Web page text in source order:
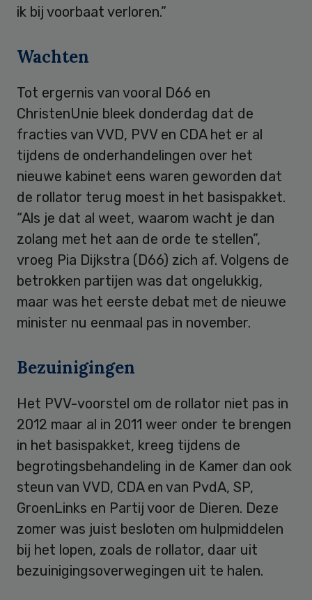
ik bij voorbaat verloren.”
Wachten
Tot ergernis van vooral D66 en
ChristenUnie bleek donderdag dat de
fracties van VVD, PVV en CDA het er al
tijdens de onderhandelingen over het
nieuwe kabinet eens waren geworden dat
de rollator terug moest in het basispakket.
“Als je dat al weet, waarom wacht je dan
zolang met het aan de orde te stellen”,
vroeg Pia Dijkstra (D66) zich af. Volgens de
betrokken partijen was dat ongelukkig,
maar was het eerste debat met de nieuwe
minister nu eenmaal pas in november.
Bezuinigingen
Het PVV-voorstel om de rollator niet pas in
2012 maar al in 2011 weer onder te brengen
in het basispakket, kreeg tijdens de
begrotingsbehandeling in de Kamer dan ook
steun van VVD, CDA en van PvdA, SP,
GroenLinks en Partij voor de Dieren. Deze
zomer was juist besloten om hulpmiddelen
bij het lopen, zoals de rollator, daar uit
bezuinigingsoverwegingen uit te halen.